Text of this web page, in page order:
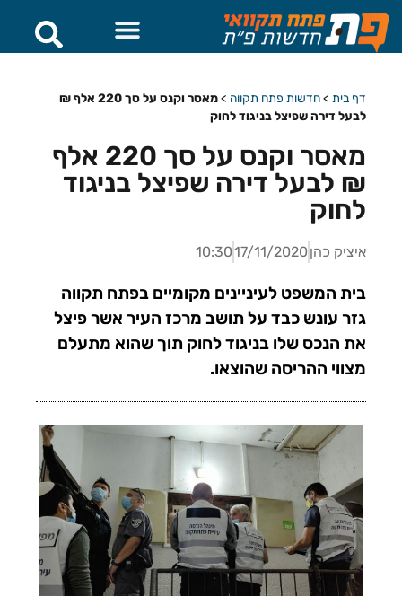
דף בית >חדשות פתח תקווה >
מאסר וקנס על סך 220 אלף ₪
לבעל דירה שפיצל בניגוד לחוק
מאסר וקנס על סך 220 אלף
₪ לבעל דירה שפיצל בניגוד
לחוק
איציק כהן 17/11/2020
10:30
בית המשפט לעיניינים מקומיים בפתח תקווה
גזר עונש כבד על תושב מרכז העיר אשר פיצל
את הנכס שלו בניגוד לחוק תוך שהוא מתעלם
מצווי ההריסה שהוצאו.